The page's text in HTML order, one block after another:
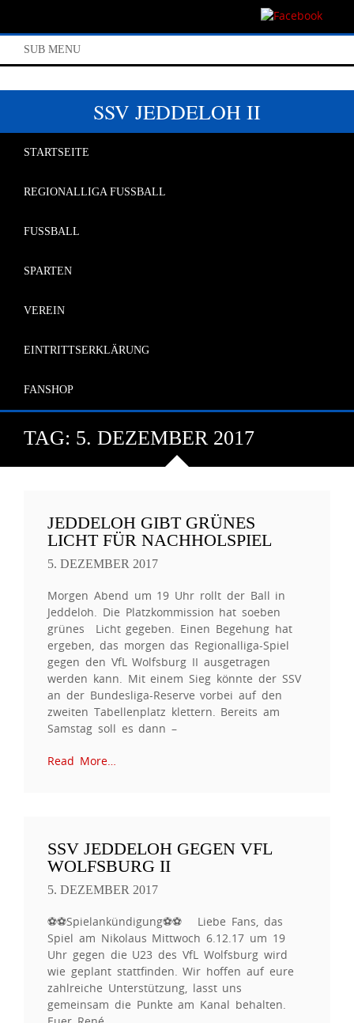
SUB MENU
SSV JEDDELOH II
STARTSEITE
REGIONALLIGA FUSSBALL
FUSSBALL
SPARTEN
VEREIN
EINTRITTSERKLÄRUNG
FANSHOP
TAG: 5. DEZEMBER 2017
JEDDELOH GIBT GRÜNES
LICHT FÜR NACHHOLSPIEL
5. DEZEMBER 2017
Morgen Abend um 19 Uhr rollt der Ball in
Jeddeloh. Die Platzkommission hat soeben
grünes Licht gegeben. Einen Begehung hat
ergeben, das morgen das Regionalliga-Spiel
gegen den VfL Wolfsburg II ausgetragen
werden kann. Mit einem Sieg könnte der SSV
an der Bundesliga-Reserve vorbei auf den
zweiten Tabellenplatz klettern. Bereits am
Samstag soll es dann –
Read More…
SSV JEDDELOH GEGEN VFL
WOLFSBURG II
5. DEZEMBER 2017
⚽️⚽️Spielankündigung⚽️⚽️ Liebe Fans, das
Spiel am Nikolaus Mittwoch 6.12.17 um 19
Uhr gegen die U23 des VfL Wolfsburg wird
wie geplant stattfinden. Wir hoffen auf eure
zahlreiche Unterstützung, lasst uns
gemeinsam die Punkte am Kanal behalten.